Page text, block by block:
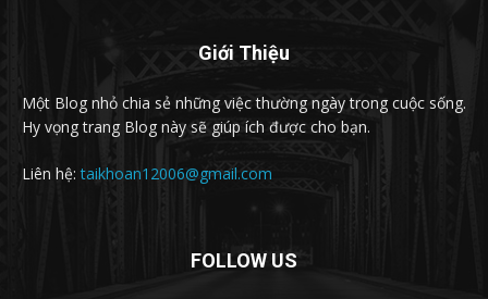
Giới Thiệu
Một Blog nhỏ chia sẻ những việc thường ngày trong cuộc sống.
Hy vọng trang Blog này sẽ giúp ích được cho bạn.
Liên hệ:taikhoan12006@gmail.com
FOLLOW US